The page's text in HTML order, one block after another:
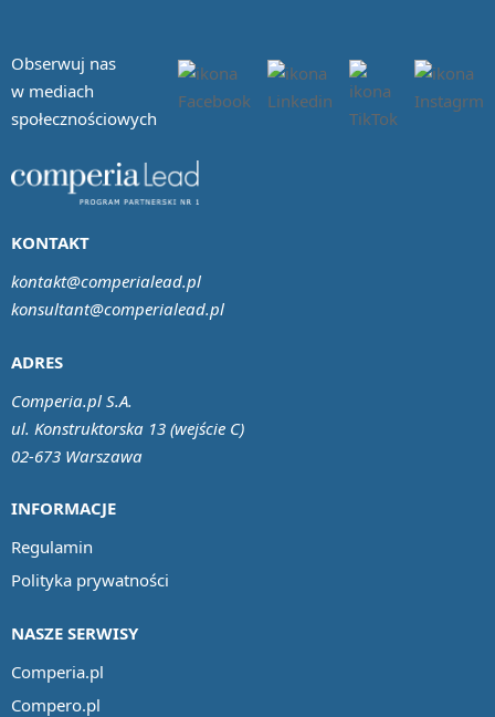
Obserwuj nas
w mediach
społecznościowych
INFORMACJE
Regulamin
Polityka prywatności
NASZE SERWISY
Comperia.pl
Compero.pl
ADRES
Comperia.pl S.A.
ul. Konstruktorska 13 (wejście C)
02-673 Warszawa
KONTAKT
kontakt@comperialead.pl
konsultant@comperialead.pl